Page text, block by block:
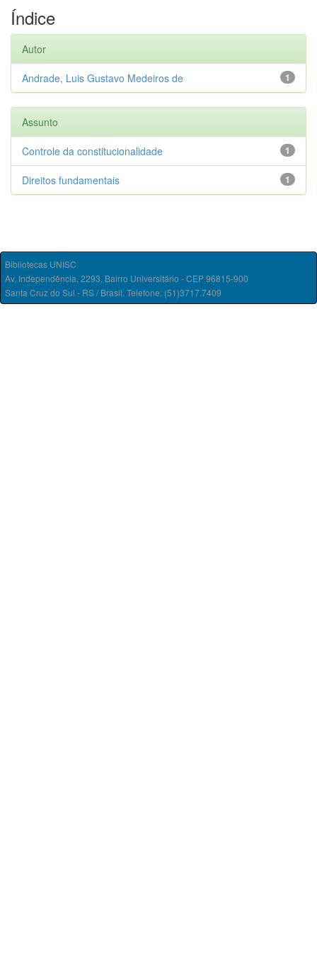
Índice
Autor
1
Andrade, Luis Gustavo Medeiros de
Assunto
1
Controle da constitucionalidade
1
Direitos fundamentais
Bibliotecas UNISC
Av. Independência, 2293, Bairro Universitário - CEP 96815-900
Santa Cruz do Sul - RS / Brasil. Telefone: (51)3717.7409